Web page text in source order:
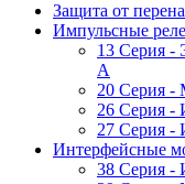
Защита от
Импульсные реле
13 Серия -
A
20 Серия -
26 Серия -
27 Серия -
Интерфейсные
38 Cерия -